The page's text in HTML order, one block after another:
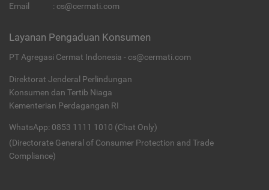
Email
: cs@cermati.com
Layanan Pengaduan Konsumen
PT Agregasi Cermat Indonesia - cs@cermati.com
Direktorat Jenderal Perlindungan
Konsumen dan Tertib Niaga
Kementerian Perdagangan RI
WhatsApp: 0853 1111 1010 (Chat Only)
(Directorate General of Consumer Protection and Trade
Compliance)